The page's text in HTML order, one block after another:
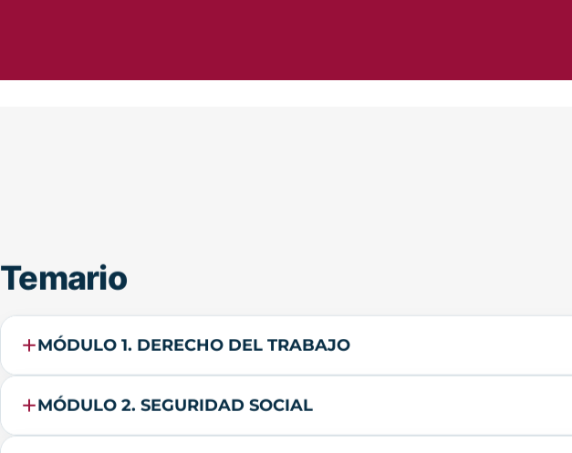
MÓDULO 1. DERECHO DEL TRABAJO
MÓDULO 2. SEGURIDAD SOCIAL
MÓDULO 3. DERECHO DE SOCIEDADES